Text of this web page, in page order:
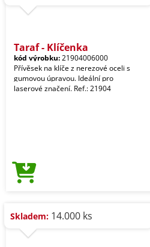
Taraf - Klíčenka
kód výrobku:21904006000
Přívěsek na klíče z nerezové oceli s
gumovou úpravou. Ideální pro
laserové značení. Ref.: 21904
Skladem: 14.000 ks